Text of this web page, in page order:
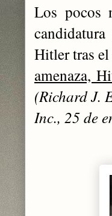
Los pocos
Hitler tras
amenaza,
(Richard J.
Inc., 25 de